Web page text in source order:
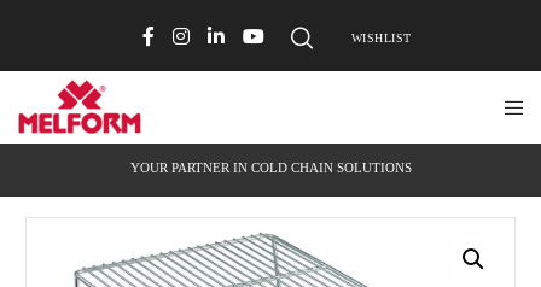
WISHLIST
YOUR PARTNER IN COLD CHAIN SOLUTIONS